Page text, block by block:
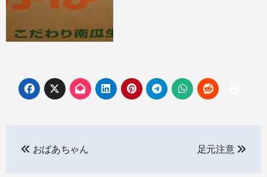
おばあちゃん 足元注意